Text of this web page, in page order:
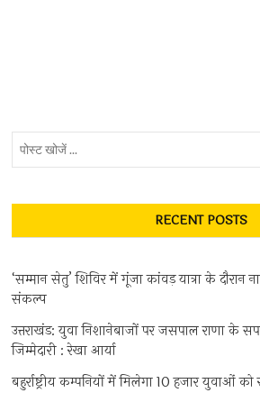
RECENT POSTS
‘सम्मान सेतु’ शिविर में गूंजा कांवड़ यात्रा के दौरान
संकल्प
उत्तराखंड: युवा निशानेबाजों पर जसपाल राणा के
जिम्मेदारी : रेखा आर्या
बहुर्राष्ट्रीय कम्पनियों में मिलेगा 10 हजार युवाओं